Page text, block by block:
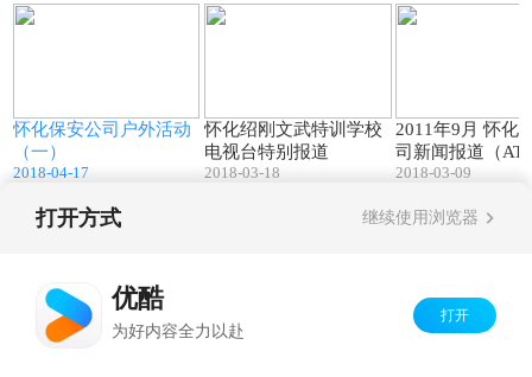
怀化保安公司户外活动
（一）
2018-04-17
怀化绍刚文武特训学校
电视台特别报道
2018-03-18
2011年9月 怀化
司新闻报道（
2018-03-09
打开方式 继续使用浏览器
优酷
为好内容全力以赴
打开